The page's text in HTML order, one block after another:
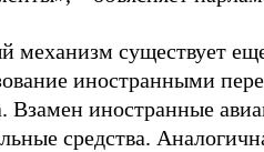
механизм существует
иностранными
Взамен иностранные
средства.